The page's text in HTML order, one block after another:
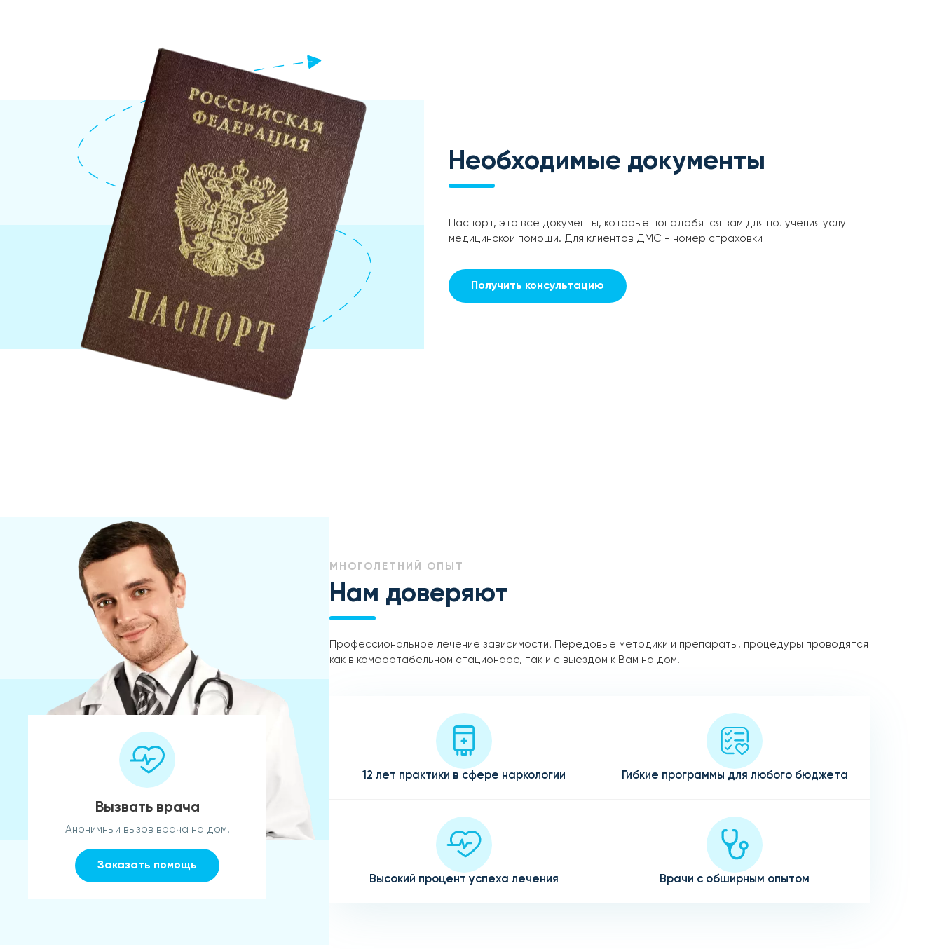
Необходимые документы
Паспорт, это все документы, которые понадобятся вам для получения услуг
медицинской помощи. Для клиентов ДМС - номер страховки
Получить консультацию
Вызвать врача
Анонимный вызов врача на дом!
Заказать помощь
МНОГОЛЕТНИЙ ОПЫТ
Нам доверяют
Профессиональное лечение зависимости. Передовые методики и препараты, процедуры проводятся
как в комфортабельном стационаре, так и с выездом к Вам на дом.
12 лет практики в сфере наркологии Гибкие программы для любого бюджета
Высокий процент успеха лечения Врачи с обширным опытом